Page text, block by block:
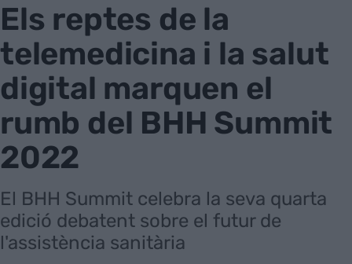
Els reptes de la
telemedicina i la salut
digital marquen el
rumb del BHH Summit
2022
El BHH Summit celebra la seva quarta
edició debatent sobre el futur de
l'assistència sanitària